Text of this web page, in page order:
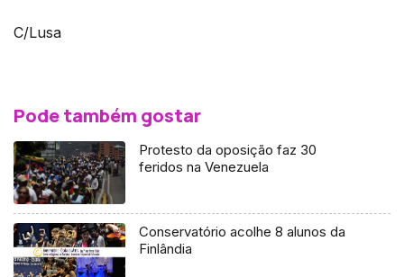
C/Lusa
Pode também gostar
Protesto da oposição faz 30
feridos na Venezuela
Conservatório acolhe 8 alunos da
Finlândia